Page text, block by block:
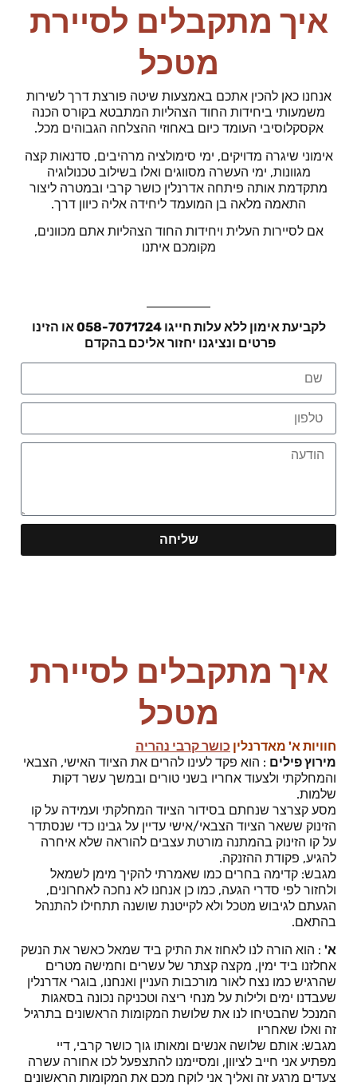
איך מתקבלים לסיירת
מטכל
אנחנו כאן להכין אתכם באמצעות שיטה פורצת דרך לשירות
משמעותי ביחידות החוד הצהליות המתבטא בקורס הכנה
אקסקלוסיבי העומד כיום באחוזי ההצלחה הגבוהים מכל.
אימוני שיגרה מדויקים, ימי סימולציה מרהיבים, סדנאות קצה
מגוונות, ימי העשרה מסווגים ואלו בשילוב טכנולוגיה
מתקדמת אותה פיתחה אדרנלין כושר קרבי ובמטרה ליצור
התאמה מלאה בן המועמד ליחידה אליה כיוון דרך.
אם לסיירות העלית ויחידות החוד הצהליות אתם מכוונים,
מקומכם איתנו
לקביעת אימון ללא עלות חייגו 058-7071724 או הזינו
פרטים ונציגנו יחזור אליכם בהקדם
שליחה
איך מתקבלים לסיירת
מטכל
חוויות א' מאדרנלין כושר קרבי נהריה
מירוץ פילים : הוא פקד לעינו להרים את הציוד האישי, הצבאי
והמחלקתי ולצעוד אחריו בשני טורים ובמשך עשר דקות
שלמות.
מסע קצרצר שנחתם בסידור הציוד המחלקתי ועמידה על קו
הזינוק ששאר הציוד הצבאי/אישי עדיין על גבינו כדי שנסתדר
על קו הזינוק בהמתנה מורטת עצבים להוראה שלא איחרה
להגיע, פקודת ההזנקה.
מגבש: קדימה בחרים כמו שאמרתי להקיך מימן לשמאל
ולחזור לפי סדרי הגעה, כמו כן אנחנו לא נחכה לאחרונים,
הגעתם לגיבוש מטכל ולא לקייטנת שושנה תתחילו להתנהל
בהתאם.
א' : הוא הורה לנו לאחוז את התיק ביד שמאל כאשר את הנשק
אחלזנו ביד ימין, מקצה קצתר של עשרים וחמישה מטרים
שהרגיש כמו נצח לאור מורכבות העניין ואנחנו, בוגרי אדרנלין
שעבדנו ימים ולילות על מנחי ריצה וטכניקה נכונה בסאגות
המנכל שהבטיחו לנו את שלושת המקומות הראשונים בתרגיל
זה ואלו שאחריו
מגבש: אותם שלושה אנשים ומאותו גוך כושר קרבי, דיי
מפתיע אני חייב לציוון, ומסיימנו להתצפעל לכו אחורה עשרה
צעדים מרגע זה ואליך אני לוקח מכם את המקומות הראשונים